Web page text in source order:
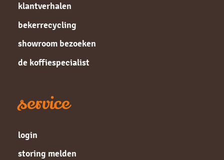
klantverhalen
bekerrecycling
showroom bezoeken
de koffiespecialist
service
login
storing melden